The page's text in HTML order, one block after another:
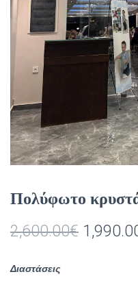
Πολύφωτο
2,600.00€ Original
Διαστάσεις